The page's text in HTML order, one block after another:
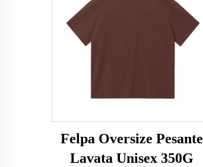
Felpa Oversize Pesante
Lavata Unisex 350G